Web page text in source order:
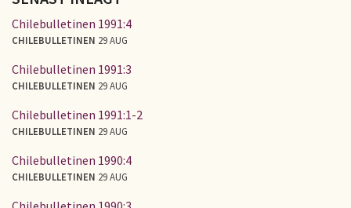
Chilebulletinen 1991:4
CHILEBULLETINEN 29 AUG
Chilebulletinen 1991:3
CHILEBULLETINEN 29 AUG
Chilebulletinen 1991:1-2
CHILEBULLETINEN 29 AUG
Chilebulletinen 1990:4
CHILEBULLETINEN 29 AUG